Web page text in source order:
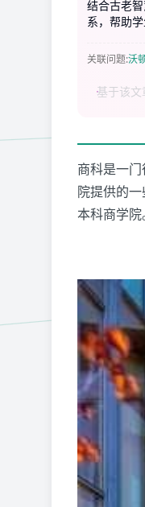
结合古老
系，帮助学
关联问题:沃
商科是一
院提供的
本科商学院